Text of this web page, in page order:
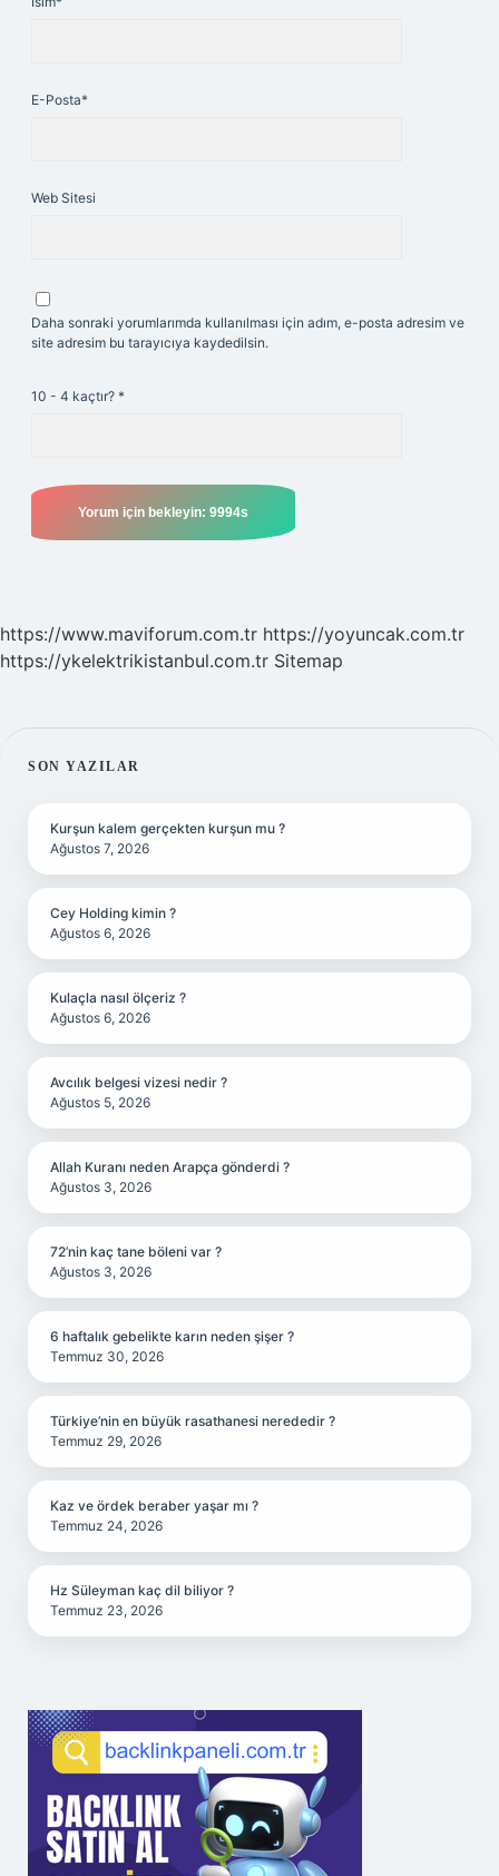
E-Posta*
Web Sitesi
Daha sonraki yorumlarımda kullanılması için adım, e-posta adresim ve
site adresim bu tarayıcıya kaydedilsin.
10 - 4 kaçtır? *
https://www.maviforum.com.tr https://yoyuncak.com.tr
https://ykelektrikistanbul.com.tr Sitemap
SIDEBAR
SON YAZILAR
Kurşun kalem gerçekten kurşun mu ?
Ağustos 7, 2026
Cey Holding kimin ?
Ağustos 6, 2026
Kulaçla nasıl ölçeriz ?
Ağustos 6, 2026
Avcılık belgesi vizesi nedir ?
Ağustos 5, 2026
Allah Kuranı neden Arapça gönderdi ?
Ağustos 3, 2026
72’nin kaç tane böleni var ?
Ağustos 3, 2026
6 haftalık gebelikte karın neden şişer ?
Temmuz 30, 2026
Türkiye’nin en büyük rasathanesi nerededir ?
Temmuz 29, 2026
Kaz ve ördek beraber yaşar mı ?
Temmuz 24, 2026
Hz Süleyman kaç dil biliyor ?
Temmuz 23, 2026